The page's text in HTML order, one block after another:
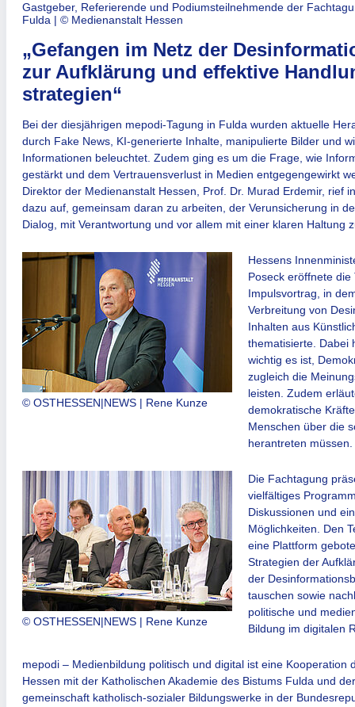
Gastgeber, Referierende und Podiumsteilnehmende der
Fulda | © Medienanstalt Hessen
„Gefangen im Netz der
zur Aufklärung und effektive
strategien“
Bei der diesjährigen mepodi-Tagung in Fulda wurden aktuelle
durch Fake News, KI-generierte Inhalte, manipulierte Bilder und
Informa­tionen beleuchtet. Zudem ging es um die Frage, wie
gestärkt und dem Vertrauensverlust in Medien entgegengewirkt
Direktor der Medienanstalt Hessen, Prof. Dr. Murad Erdemir, rief
dazu auf, gemeinsam daran zu arbeiten, der Verunsicherung in
Dialog, mit Verantwortung und vor allem mit einer klaren Haltung
© OSTHESSEN|NEWS | Rene Kunze
Hessens
Poseck eröffnete
Impulsvortrag, in
Verbreitung von
Inhal­ten aus
thema­tisierte. Dabei
wichtig es ist,
zugleich die
leisten. Zudem
demokratische
Menschen über die
herantreten müssen.
© OSTHESSEN|NEWS | Rene Kunze
Die Fachtagung
vielfältiges
Diskus­sionen und
Möglich­keiten. Den
eine Plattform
Strategien der
der
tauschen sowie
politische und
Bildung im digitalen
mepodi – Medienbildung politisch und digital ist eine Kooperation
Hessen mit der Katholischen Akademie des Bistums Fulda und
gemeinschaft katholisch-sozialer Bildungswerke in der